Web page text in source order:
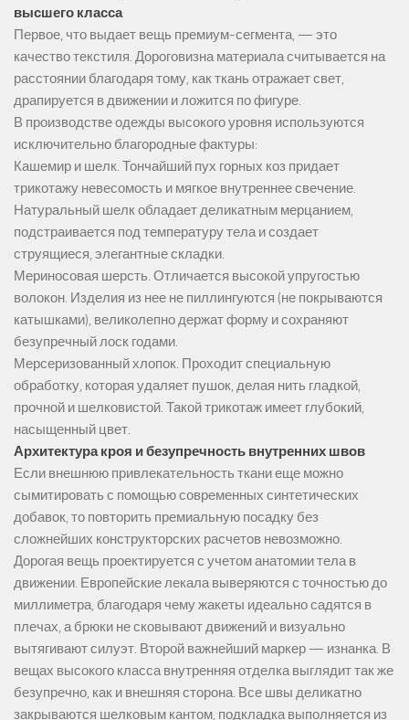
высшего класса
Первое, что выдает вещь премиум-сегмента, — это
качество текстиля. Дороговизна материала считывается на
расстоянии благодаря тому, как ткань отражает свет,
драпируется в движении и ложится по фигуре.
В производстве одежды высокого уровня используются
исключительно благородные фактуры:
Кашемир и шелк. Тончайший пух горных коз придает
трикотажу невесомость и мягкое внутреннее свечение.
Натуральный шелк обладает деликатным мерцанием,
подстраивается под температуру тела и создает
струящиеся, элегантные складки.
Мериносовая шерсть. Отличается высокой упругостью
волокон. Изделия из нее не пиллингуются (не покрываются
катышками), великолепно держат форму и сохраняют
безупречный лоск годами.
Мерсеризованный хлопок. Проходит специальную
обработку, которая удаляет пушок, делая нить гладкой,
прочной и шелковистой. Такой трикотаж имеет глубокий,
насыщенный цвет.
Архитектура кроя и безупречность внутренних швов
Если внешнюю привлекательность ткани еще можно
сымитировать с помощью современных синтетических
добавок, то повторить премиальную посадку без
сложнейших конструкторских расчетов невозможно.
Дорогая вещь проектируется с учетом анатомии тела в
движении. Европейские лекала выверяются с точностью до
миллиметра, благодаря чему жакеты идеально садятся в
плечах, а брюки не сковывают движений и визуально
вытягивают силуэт. Второй важнейший маркер — изнанка. В
вещах высокого класса внутренняя отделка выглядит так же
безупречно, как и внешняя сторона. Все швы деликатно
закрываются шелковым кантом, подкладка выполняется из